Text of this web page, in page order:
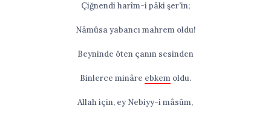
Çiğnendi harîm-i pâki şer'in;
Nâmûsa yabancı mahrem oldu!
Beyninde öten çanın sesinden
Binlerce minâre ebkemoldu.
Allah için, ey Nebiyy-i mâsûm,